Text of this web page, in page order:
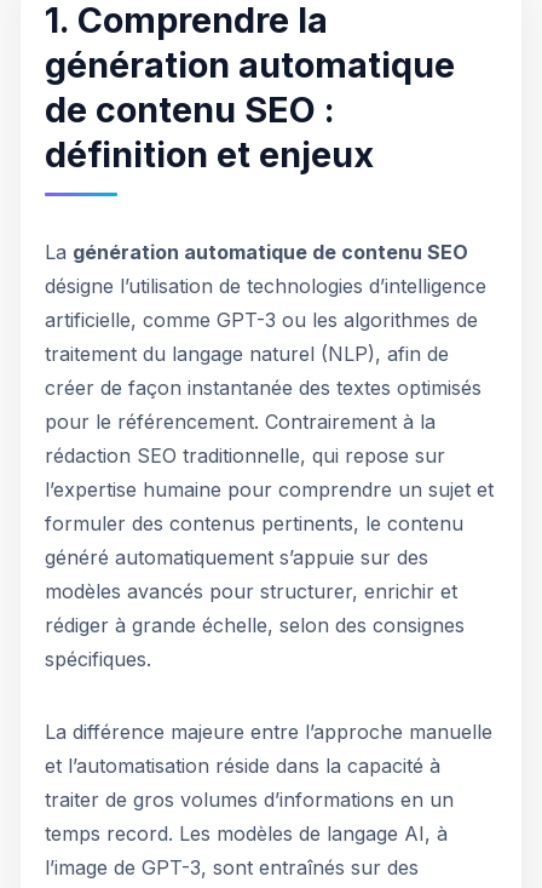
1. Comprendre la
génération automatique
de contenu SEO :
définition et enjeux
La génération automatique de contenu SEO
désigne l’utilisation de technologies d’intelligence
artificielle, comme GPT-3 ou les algorithmes de
traitement du langage naturel (NLP), afin de
créer de façon instantanée des textes optimisés
pour le référencement. Contrairement à la
rédaction SEO traditionnelle, qui repose sur
l’expertise humaine pour comprendre un sujet et
formuler des contenus pertinents, le contenu
généré automatiquement s’appuie sur des
modèles avancés pour structurer, enrichir et
rédiger à grande échelle, selon des consignes
spécifiques.
La différence majeure entre l’approche manuelle
et l’automatisation réside dans la capacité à
traiter de gros volumes d’informations en un
temps record. Les modèles de langage AI, à
l’image de GPT-3, sont entraînés sur des